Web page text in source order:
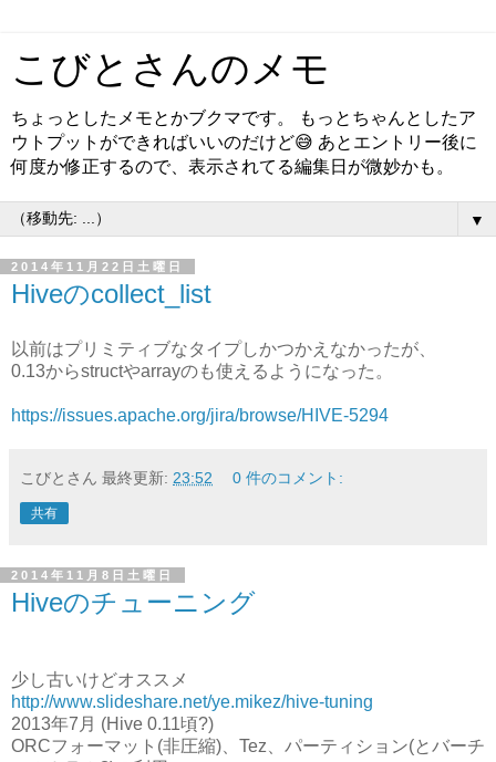
こびとさんのメモ
ちょっとしたメモとかブクマです。 もっとちゃんとしたア
ウトプットができればいいのだけど😅 あとエントリー後に
何度か修正するので、表示されてる編集日が微妙かも。
▼
2014年11月22日土曜日
Hiveのcollect_list
以前はプリミティブなタイプしかつかえなかったが、
0.13からstructやarrayのも使えるようになった。
https://issues.apache.org/jira/browse/HIVE-5294
こびとさん 最終更新: 23:52 0 件のコメント:
共有
2014年11月8日土曜日
Hiveのチューニング
少し古いけどオススメ
http://www.slideshare.net/ye.mikez/hive-tuning
2013年7月 (Hive 0.11頃?)
ORCフォーマット(非圧縮)、Tez、パーティション(とバーチ